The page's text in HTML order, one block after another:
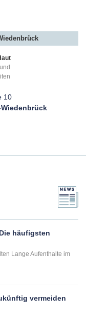
10
Wiedenbrück
Straße 4
häufigsten
Lange Aufenthalte im
vermeiden